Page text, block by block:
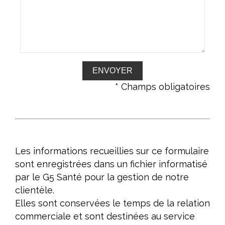
* Champs obligatoires
Les informations recueillies sur ce formulaire
sont enregistrées dans un fichier informatisé
par le G5 Santé pour la gestion de notre
clientèle.
Elles sont conservées le temps de la relation
commerciale et sont destinées au service